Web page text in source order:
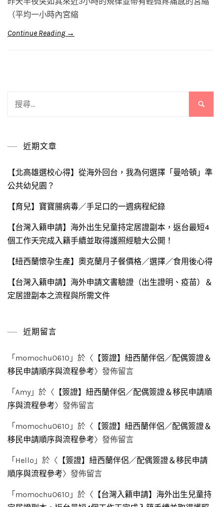
（平均一小時內宮縮
Continue Reading →
近期文章
【北高雄選校心得】從海外回台，我為何選擇「曼哈頓」準
公共幼兒園？
【育兒】寶寶腸病毒／手足口的一週病程紀錄
【台灣入籍申請】海外出生兒童持定居證副本，返台最短4
個工作天完成入籍手續並取得護照經驗大公開！
【紐西蘭懷孕生產】奧克蘭月子餐價格／選擇／食用後心得
【台灣入籍申請】海外申請文書驗證（出生證明、疫苗）＆
定居證副本之流程與所需文件
近期留言
「 momochu0610 」於〈 【簽證】紐西蘭伴侶／配偶簽證＆
移民申請順序與流程參考〉發佈留言
「 Amy 」於〈 【簽證】紐西蘭伴侶／配偶簽證＆移民申請順
序與流程參考〉發佈留言
「 momochu0610 」於〈 【簽證】紐西蘭伴侶／配偶簽證＆
移民申請順序與流程參考〉發佈留言
「 Hello 」於〈 【簽證】紐西蘭伴侶／配偶簽證＆移民申請
順序與流程參考〉發佈留言
「 momochu0610 」於〈 【台灣入籍申請】海外出生兒童持